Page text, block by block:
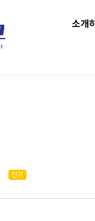
소개
인기